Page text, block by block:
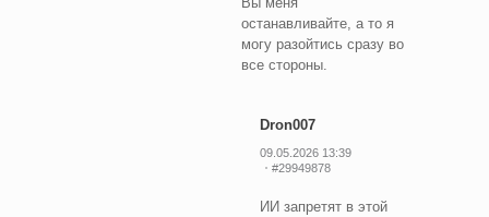
останавливайте, а то я
могу разойтись сразу во
все стороны.
Dron007
09.05.2026 13:39
#29949878
ИИ запретят в этой